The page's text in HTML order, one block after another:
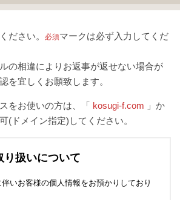
ださい。 必須マークは必ず入力してくだ
の相違によりお返事が返せない場合が
を宜しくお願致します。
をお使いの方は、「 kosugi-f.com 」か
(ドメイン指定)してください。